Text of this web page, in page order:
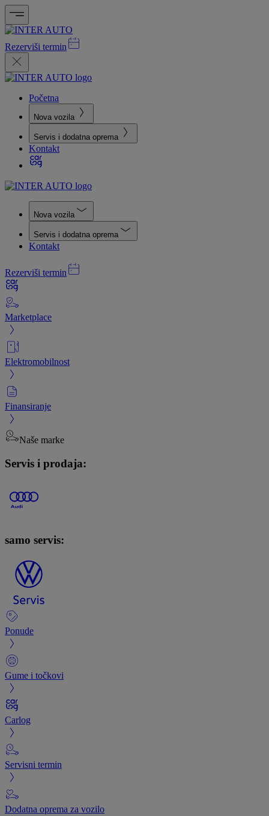
Rezerviši termin
Početna
Nova vozila
Servis i dodatna oprema
Kontakt
Nova vozila
Servis i dodatna oprema
Kontakt
Rezerviši termin
Marketplace
Elektromobilnost
Finansiranje
Naše marke
Servis i prodaja:
samo servis:
Ponude
Gume i točkovi
Carlog
Servisni termin
Dodatna oprema za vozilo